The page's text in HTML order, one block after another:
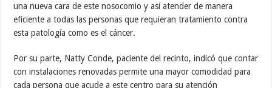
una nueva cara de este nosocomio y así atender de manera
eficiente a todas las personas que requieran tratamiento contra
esta patología como es el cáncer.
Por su parte, Natty Conde, paciente del recinto, indicó que contar
con instalaciones renovadas permite una mayor comodidad para
cada persona que acude a este centro para su atención